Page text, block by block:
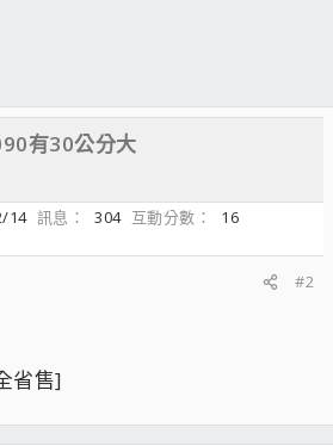
有30公分大
14 訊息 304 互動分數
16
#2
省售]